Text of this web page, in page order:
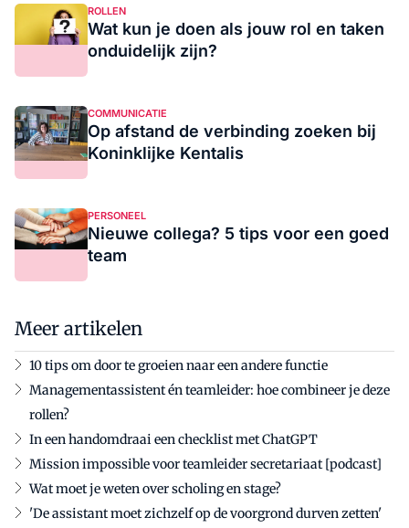
ROLLEN
Wat kun je doen als jouw rol en taken
onduidelijk zijn?
COMMUNICATIE
Op afstand de verbinding zoeken bij
Koninklijke Kentalis
PERSONEEL
Nieuwe collega? 5 tips voor een goed
team
Meer artikelen
10 tips om door te groeien naar een andere functie
Managementassistent én teamleider: hoe combineer je deze
rollen?
In een handomdraai een checklist met ChatGPT
Mission impossible voor teamleider secretariaat [podcast]
Wat moet je weten over scholing en stage?
'De assistant moet zichzelf op de voorgrond durven zetten'